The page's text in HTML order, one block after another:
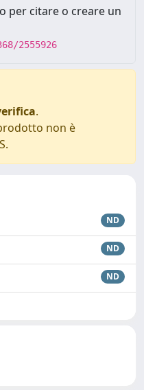
per citare o creare un
2555926
.
non è
ND
ND
ND